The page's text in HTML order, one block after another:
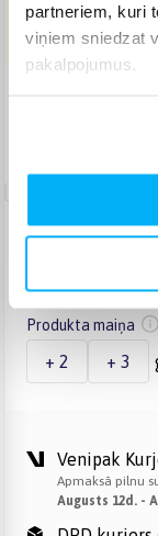
partneriem, kuri
viņiem sniedzat
pakalpojumus.
Norēķinieties
Produkta labošana
Produkta maiņa
+ 2 + 3
Venipak
Apmaksā pilnu
Augusts 12d. -